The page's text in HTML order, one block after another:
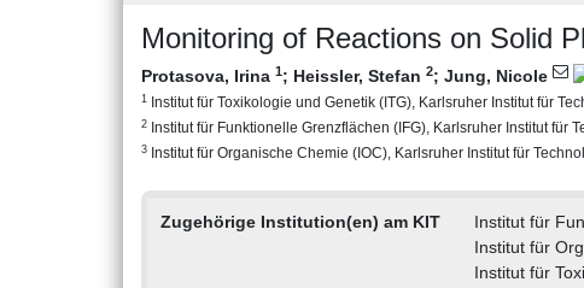
Monitoring of Reactions on Solid
Protasova, Irina 1; Heissler, Stefan 2; Jung, Nicole
1 Institut für Toxikologie und Genetik (ITG), Karlsruher Institut für
2 Institut für Funktionelle Grenzflächen (IFG), Karlsruher Institut für
3 Institut für Organische Chemie (IOC), Karlsruher Institut für
Zugehörige Institution(en) am KIT
Institut für
Institut für
Institut für